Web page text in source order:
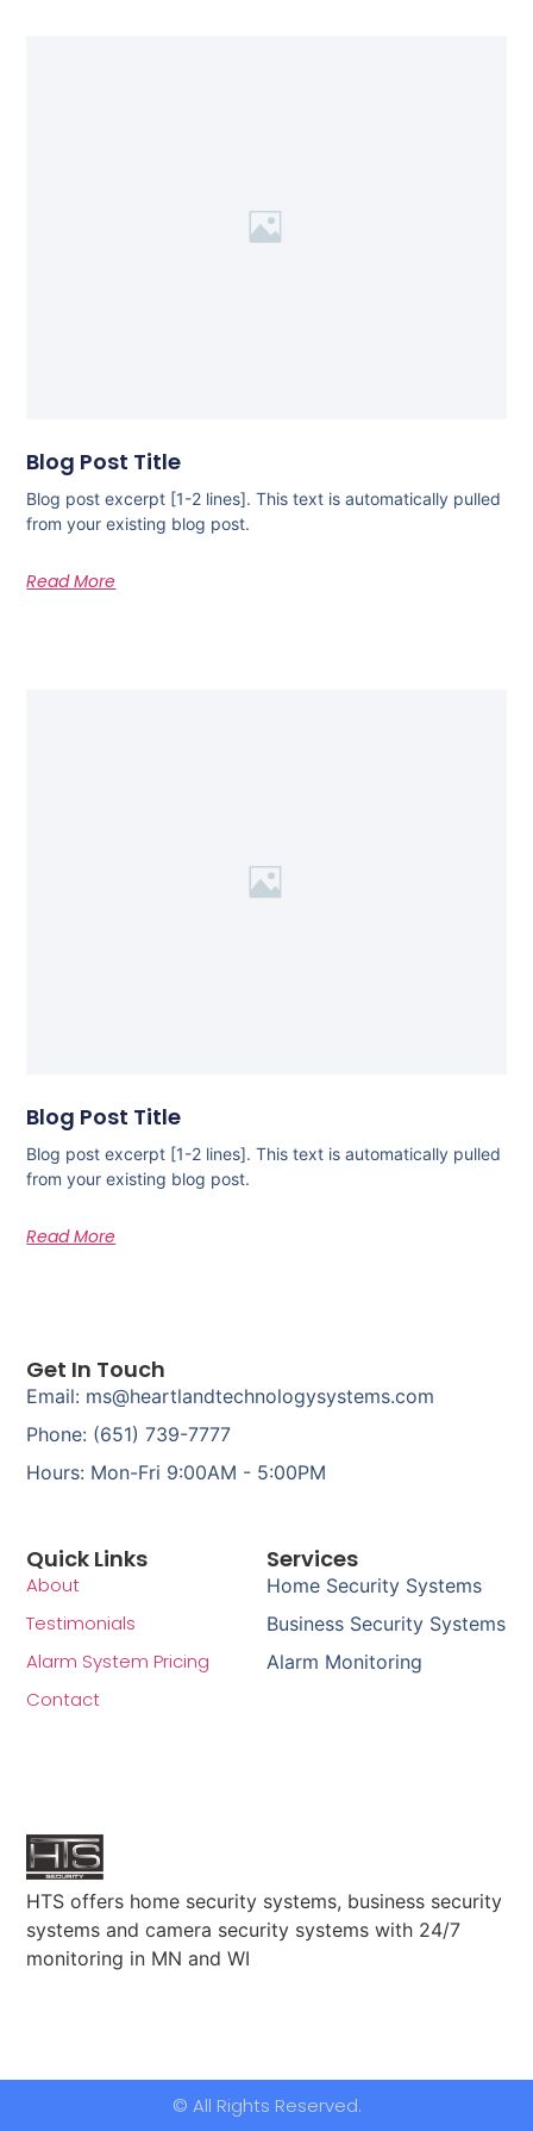
Blog Post Title
Blog post excerpt [1-2 lines]. This text is automatically pulled
from your existing blog post.
Read More
Blog Post Title
Blog post excerpt [1-2 lines]. This text is automatically pulled
from your existing blog post.
Read More
HTS offers home security systems, business security
systems and camera security systems with 24/7
monitoring in MN and WI
Services
Home Security Systems
Business Security Systems
Alarm Monitoring
Quick Links
About
Testimonials
Alarm System Pricing
Contact
Get In Touch
Email: ms@heartlandtechnologysystems.com
Phone: (651) 739-7777
Hours: Mon-Fri 9:00AM - 5:00PM
© All Rights Reserved.